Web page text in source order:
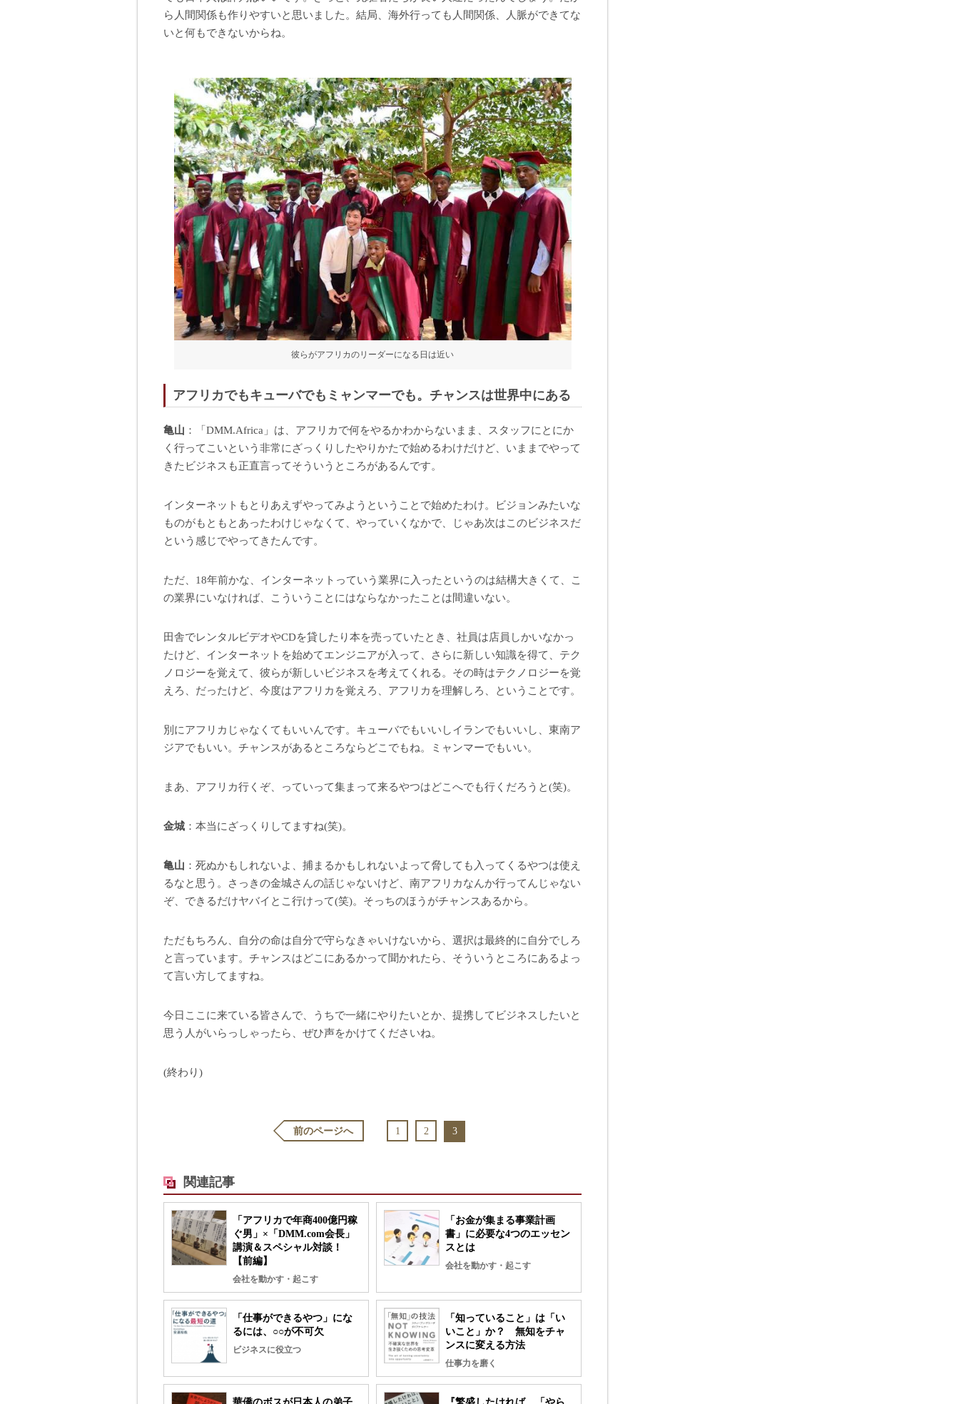
ら人間関係も作りやすいと思いました。結局、海外行っても人間関係、人脈ができてな
いと何もできないからね。
彼らがアフリカのリーダーになる日は近い
アフリカでもキューバでもミャンマーでも。チャンスは世界中にある
亀山 ：「DMM.Africa」は、アフリカで何をやるかわからないまま、スタッフにとにか
く行ってこいという非常にざっくりしたやりかたで始めるわけだけど、いままでやって
きたビジネスも正直言ってそういうところがあるんです。
インターネットもとりあえずやってみようということで始めたわけ。ビジョンみたいな
ものがもともとあったわけじゃなくて、やっていくなかで、じゃあ次はこのビジネスだ
という感じでやってきたんです。
ただ、18年前かな、インターネットっていう業界に入ったというのは結構大きくて、こ
の業界にいなければ、こういうことにはならなかったことは間違いない。
田舎でレンタルビデオやCDを貸したり本を売っていたとき、社員は店員しかいなかっ
たけど、インターネットを始めてエンジニアが入って、さらに新しい知識を得て、テク
ノロジーを覚えて、彼らが新しいビジネスを考えてくれる。その時はテクノロジーを覚
えろ、だったけど、今度はアフリカを覚えろ、アフリカを理解しろ、ということです。
別にアフリカじゃなくてもいいんです。キューバでもいいしイランでもいいし、東南ア
ジアでもいい。チャンスがあるところならどこでもね。ミャンマーでもいい。
まあ、アフリカ行くぞ、っていって集まって来るやつはどこへでも行くだろうと(笑)。
金城 ：本当にざっくりしてますね(笑)。
亀山 ：死ぬかもしれないよ、捕まるかもしれないよって脅しても入ってくるやつは使え
るなと思う。さっきの金城さんの話じゃないけど、南アフリカなんか行ってんじゃない
ぞ、できるだけヤバイとこ行けって(笑)。そっちのほうがチャンスあるから。
ただもちろん、自分の命は自分で守らなきゃいけないから、選択は最終的に自分でしろ
と言っています。チャンスはどこにあるかって聞かれたら、そういうところにあるよっ
て言い方してますね。
今日ここに来ている皆さんで、うちで一緒にやりたいとか、提携してビジネスしたいと
思う人がいらっしゃったら、ぜひ声をかけてくださいね。
(終わり)
前のページへ 1 2 3
関連記事
「アフリカで年商400億円稼
ぐ男」×「DMM.com会長」
講演＆スペシャル対談！
【前編】
会社を動かす・起こす
「お金が集まる事業計画
書」に必要な4つのエッセン
スとは
会社を動かす・起こす
「仕事ができるやつ」にな
るには、○○が不可欠
ビジネスに役立つ
「知っていること」は「い
いこと」か？ 無知をチャ
ンスに変える方法
仕事力を磨く